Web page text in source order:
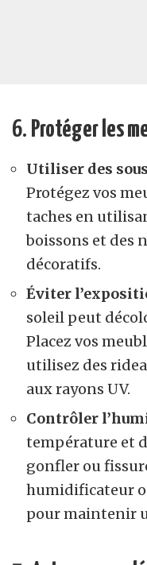
6. Protéger les
Utiliser des
Protégez vos
taches en
boissons et des
décoratifs.
Éviter
soleil peut
Placez vos
utilisez des
aux rayons UV.
Contrôler
température et
gonfler ou
humidificateur
pour maintenir